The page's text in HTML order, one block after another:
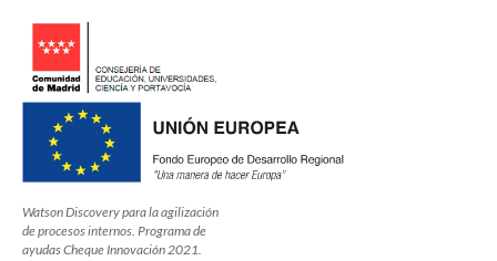
new
window
new
window
in
new
window
in
new
window
Watson Discovery para la agilización
de procesos internos. Programa de
ayudas Cheque Innovación 2021.